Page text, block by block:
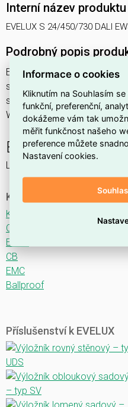
Interní název produktu
EVELUX S 24/450/730 DALI
Podrobný popis
EVELUX S 24/450/730 DALI
svítidlo pouliční s modulem
stmívání ovládané DALI
Wide Street TYPE III - M)
EVELUX
LED svítidlo pro osvětlení
Ke stažení
Katalogový list
CE
ENEC
CB
EMC
Ballproof
Příslušenství k EVELUX
Informace o cookies
Kliknutím na Souhlasím
funkční, preferenční,
dokážeme vám tak
měřit funkčnost našeho
preference můžete
Nastavení cookies.